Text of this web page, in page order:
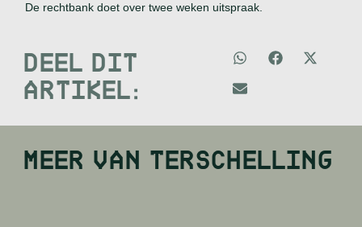
De rechtbank doet over twee weken uitspraak.
DEEL DIT
ARTIKEL:
MEER VANTERSCHELLING